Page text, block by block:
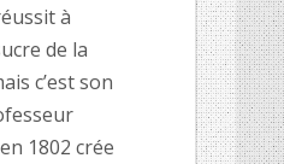
à
de la
c’est son
1802 crée